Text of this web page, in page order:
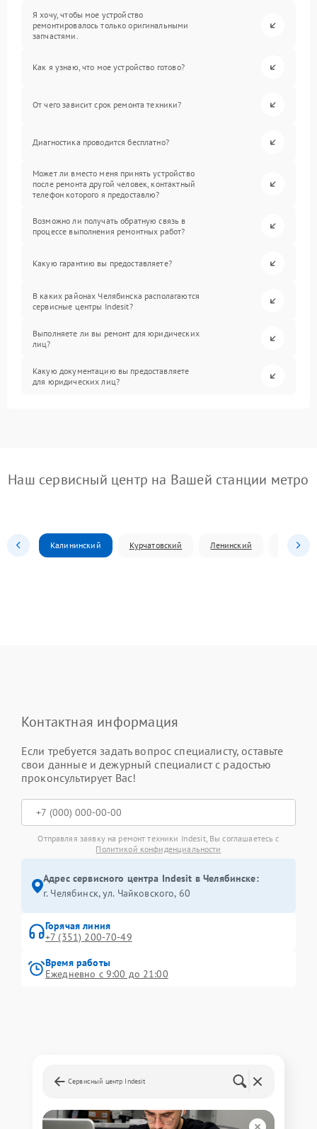
Я хочу, чтобы мое устройство
ремонтировалось только оригинальными
запчастями.
Как я узнаю, что мое устройство готово?
От чего зависит срок ремонта техники?
Диагностика проводится бесплатно?
Может ли вместо меня принять устройство
после ремонта другой человек, контактный
телефон которого я предоставлю?
Возможно ли получать обратную связь в
процессе выполнения ремонтных работ?
Какую гарантию вы предоставляете?
В каких районах Челябинска располагаются
сервисные центры Indesit?
Выполняете ли вы ремонт для юридических
лиц?
Какую документацию вы предоставляете
для юридических лиц?
Наш сервисный центр на Вашей станции метро
Калининский Курчатовский Ленинский
Контактная информация
Если требуется задать вопрос специалисту, оставьте
свои данные и дежурный специалист с радостью
проконсультирует Вас!
Отправляя заявку на ремонт техники Indesit, Вы соглашаетесь с
Политикой конфиденциальности
Адрес сервисного центра Indesit в Челябинске:
г. Челябинск, ул. Чайковского, 60
Горячая линия
+7 (351) 200-70-49
Время работы
Ежедневно с 9:00 до 21:00
Сервисный центр Indesit